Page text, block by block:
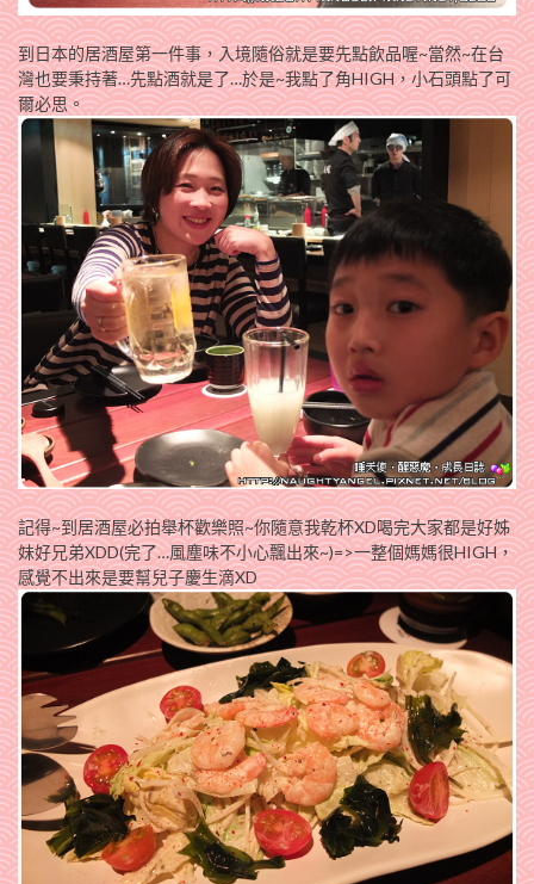
到日本的居酒屋第一件事，入境隨俗就是要先點飲品喔~當然~在台
灣也要秉持著…先點酒就是了…於是~我點了角HIGH，小石頭點了可
爾必思。
記得~到居酒屋必拍舉杯歡樂照~你隨意我乾杯XD喝完大家都是好姊
妹好兄弟XDD(完了…風塵味不小心飄出來~)=>一整個媽媽很HIGH，
感覺不出來是要幫兒子慶生滴XD